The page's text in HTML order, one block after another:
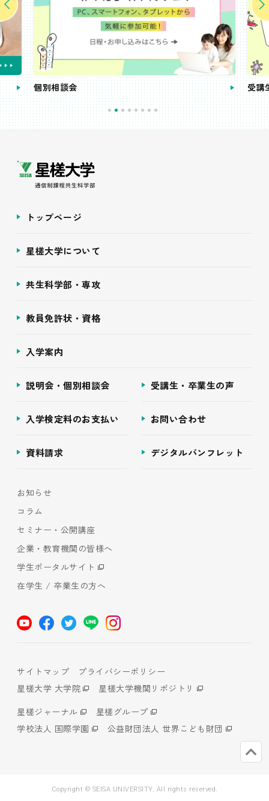
個別相談会 受講
トップページ
星槎大学について
共生科学部・専攻
教員免許状・資格
入学案内
説明会・個別相談会 受講生・卒業生の声
入学検定料のお支払い お問い合わせ
資料請求 デジタルパンフレット
お知らせ
コラム
セミナー・公開講座
企業・教育機関の皆様へ
学生ポータルサイト
在学生 / 卒業生の方へ
サイトマップ
プライバシーポリシー
星槎大学 大学院
星槎大学機関リポジトリ
星槎ジャーナル
星槎グループ
学校法人 国際学園
公益財団法人 世界こども財団
Copyright © SEISA UNIVERSITY. All rights reserved.